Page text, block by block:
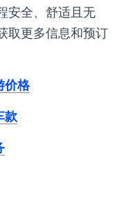
安全、舒适且无
取更多信息和预订
价格
款